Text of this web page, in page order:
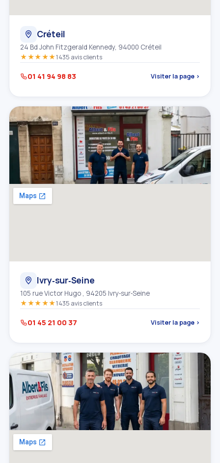
Créteil
24 Bd John Fitzgerald Kennedy, 94000 Créteil
★★★★★1435 avis clients
01 41 94 98 83 Visiter la page ›
Ivry‑sur‑Seine
105 rue Victor Hugo , 94205 Ivry‑sur‑Seine
★★★★★1435 avis clients
01 45 21 00 37 Visiter la page ›